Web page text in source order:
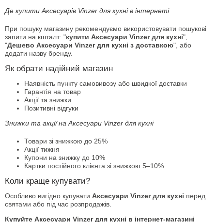
Де купити Аксесуарів Vinzer для кухні в інтернеті
При пошуку магазину рекомендуємо використовувати пошукові
запити на кшталт: "купити Аксесуари Vinzer для кухні",
"Дешево Аксесуари Vinzer для кухні з доставкою", або
додати назву бренду.
Як обрати надійний магазин
Наявність пункту самовивозу або швидкої доставки
Гарантія на товар
Акції та знижки
Позитивні відгуки
Знижки та акції на Аксесуари Vinzer для кухні
Товари зі знижкою до 25%
Акції тижня
Купони на знижку до 10%
Картки постійного клієнта зі знижкою 5–10%
Коли краще купувати?
Особливо вигідно купувати Аксесуари Vinzer для кухні перед
святами або під час розпродажів.
Купуйте Аксесуари Vinzer для кухні в інтернет-магазині